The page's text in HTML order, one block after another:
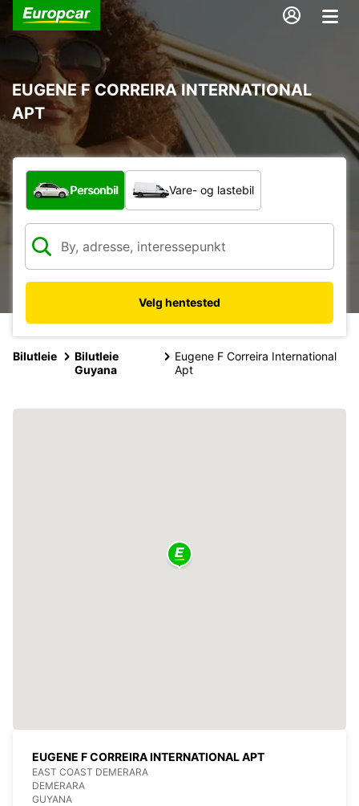
EUGENE F CORREIRA INTERNATIONAL
APT
Hvilken type bil?
Personbil Vare- og lastebil
Velg hentested
Bilutleie
Bilutleie
Guyana
Eugene F Correira International
Apt
EUGENE F CORREIRA INTERNATIONAL APT
EAST COAST DEMERARA
DEMERARA
GUYANA